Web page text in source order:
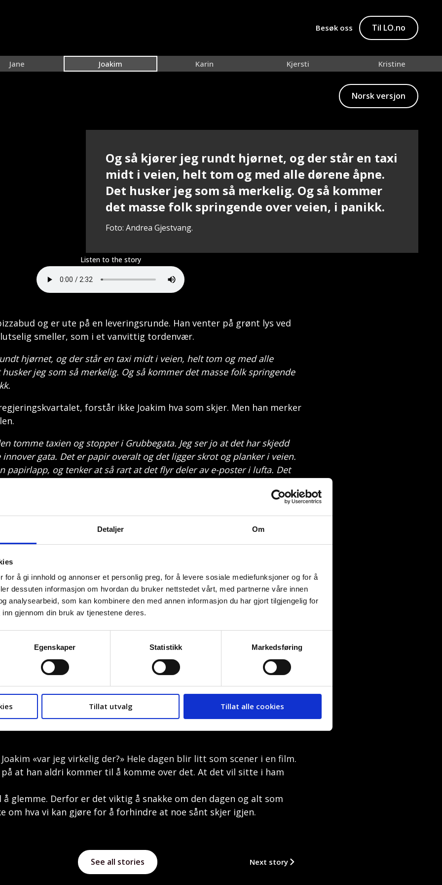
Detaljer Om
for å gi innhold og annonser et personlig preg, for å levere sosiale mediefunksjoner og for å
dessuten informasjon om hvordan du bruker nettstedet vårt, med partnerne våre innen
analysearbeid, som kan kombinere den med annen informasjon du har gjort tilgjengelig for
gjennom din bruk av tjenestene deres.
Egenskaper Statistikk Markedsføring
Tillat utvalg Tillat alle cookies
Besøk oss Til LO.no
Jane Joakim Karin Kjersti Kristine
Norsk versjon
Og så kjører jeg rundt hjørnet, og der står en taxi
midt i veien, helt tom og med alle dørene åpne.
Det husker jeg som så merkelig. Og så kommer
det masse folk springende over veien, i panikk.
Foto: Andrea Gjestvang.
Listen to the story
og er ute på en leveringsrunde. Han venter på grønt lys ved
smeller, som i et vanvittig tordenvær.
hjørnet, og der står en taxi midt i veien, helt tom og med alle
jeg som så merkelig. Og så kommer det masse folk springende
forstår ikke Joakim hva som skjer. Men han merker
tomme taxien og stopper i Grubbegata. Jeg ser jo at det har skjedd
innover gata. Det er papir overalt og det ligger skrot og planker i veien.
papirlapp, og tenker at så rart at det flyr deler av e-poster i lufta. Det
har Joakim tenkt mye på i ettertid.
Var det virkelig så stille som jeg husker? Det er veldig rart. Jeg
litt i sjokk. Veldig rart å gå fra å skulle levere en pizza til dette.
plassen utenfor høyblokka. Han hører noen som roper om hjelp
som raskt blir stille. Han ser to mennesker på bakken, som
av noen andre.
som ligger på bakken. Jeg hadde aldri sett en død person før.
gått av en bilbombe midt i hjertet av Oslo sentrum. Hvorfor han
han litt usikker på.
høyblokka, som var helt gjennomhullet. Sånn jeg husker det, var
redd det skulle komme et nytt angrep. Så begynner politiet å komme
komme seg unna. Da ringte jeg arbeidsgiveren min og sa at «nå drar
«var jeg virkelig der?» Hele dagen blir litt som scener i en film.
at han aldri kommer til å komme over det. At det vil sitte i ham
glemme. Derfor er det viktig å snakke om den dagen og alt som
om hva vi kan gjøre for å forhindre at noe sånt skjer igjen.
See all stories Next story